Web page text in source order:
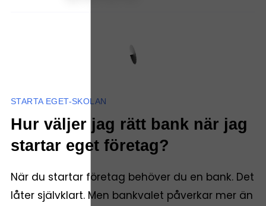
STARTA EGET-SKOLAN
Hur väljer jag rätt bank när jag
startar eget företag?
När du startar företag behöver du en bank. Det
låter självklart. Men bankvalet påverkar mer än